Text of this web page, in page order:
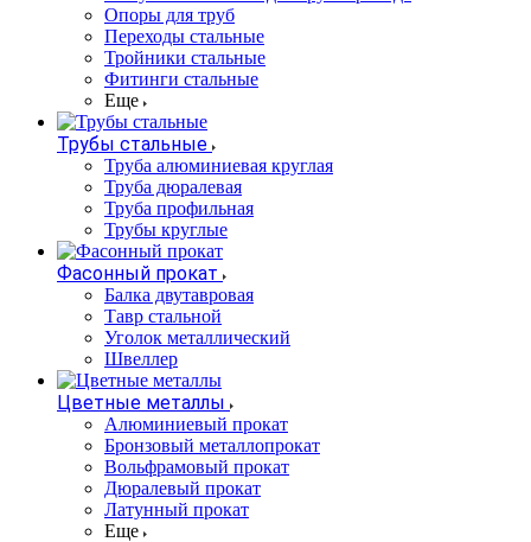
Опоры для труб
Переходы стальные
Тройники стальные
Фитинги стальные
Еще
Трубы стальные
Труба алюминиевая круглая
Труба дюралевая
Труба профильная
Трубы круглые
Фасонный прокат
Балка двутавровая
Тавр стальной
Уголок металлический
Швеллер
Цветные металлы
Алюминиевый прокат
Бронзовый металлопрокат
Вольфрамовый прокат
Дюралевый прокат
Латунный прокат
Еще